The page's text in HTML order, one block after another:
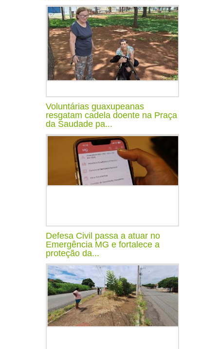
Voluntárias guaxupeanas
resgatam cadela doente na Praça
da Saudade pa...
Defesa Civil passa a atuar no
Emergência MG e fortalece a
proteção da...